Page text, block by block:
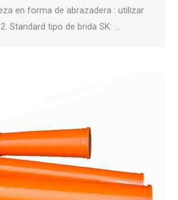
en forma de abrazadera : utilizar
Standard tipo de brida SK: …